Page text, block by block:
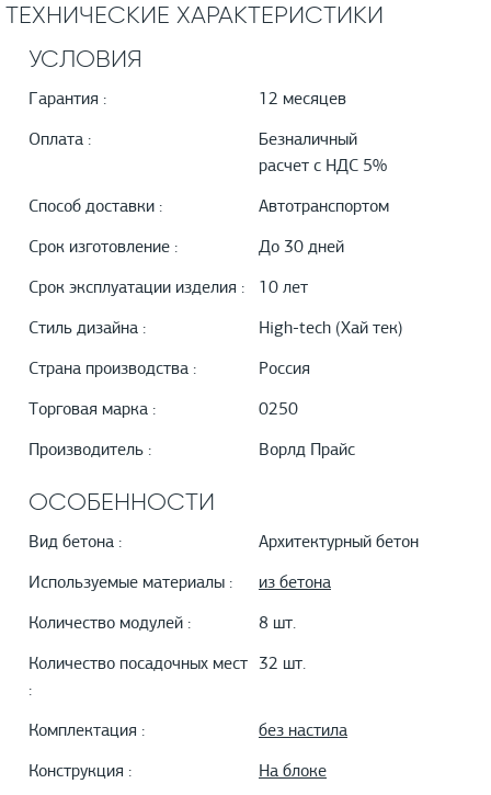
ТЕХНИЧЕСКИЕ ХАРАКТЕРИСТИКИ
УСЛОВИЯ
Гарантия : 12 месяцев
Оплата :
Безналичный
расчет с НДС 5%
Способ доставки : Автотранспортом
Срок изготовление : До 30 дней
Срок эксплуатации изделия : 10 лет
Стиль дизайна : High-tech (Хай тек)
Страна производства : Россия
Торговая марка : 0250
Производитель : Ворлд Прайс
ОСОБЕННОСТИ
Вид бетона : Архитектурный бетон
Используемые материалы : из бетона
Количество модулей : 8 шт.
Количество посадочных мест
:
32 шт.
Комплектация : без настила
Конструкция : На блоке